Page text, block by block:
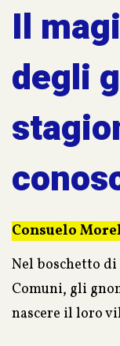
Il
degli
Consuelo
Nel boschetto di
Comuni, gli
nascere il loro